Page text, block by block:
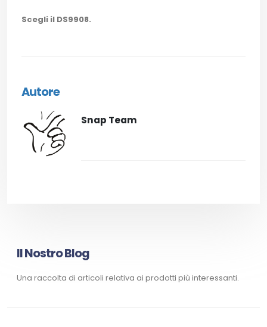
Scegli il DS9908.
Autore
Snap Team
Il Nostro Blog
Una raccolta di articoli relativa ai prodotti più interessanti.